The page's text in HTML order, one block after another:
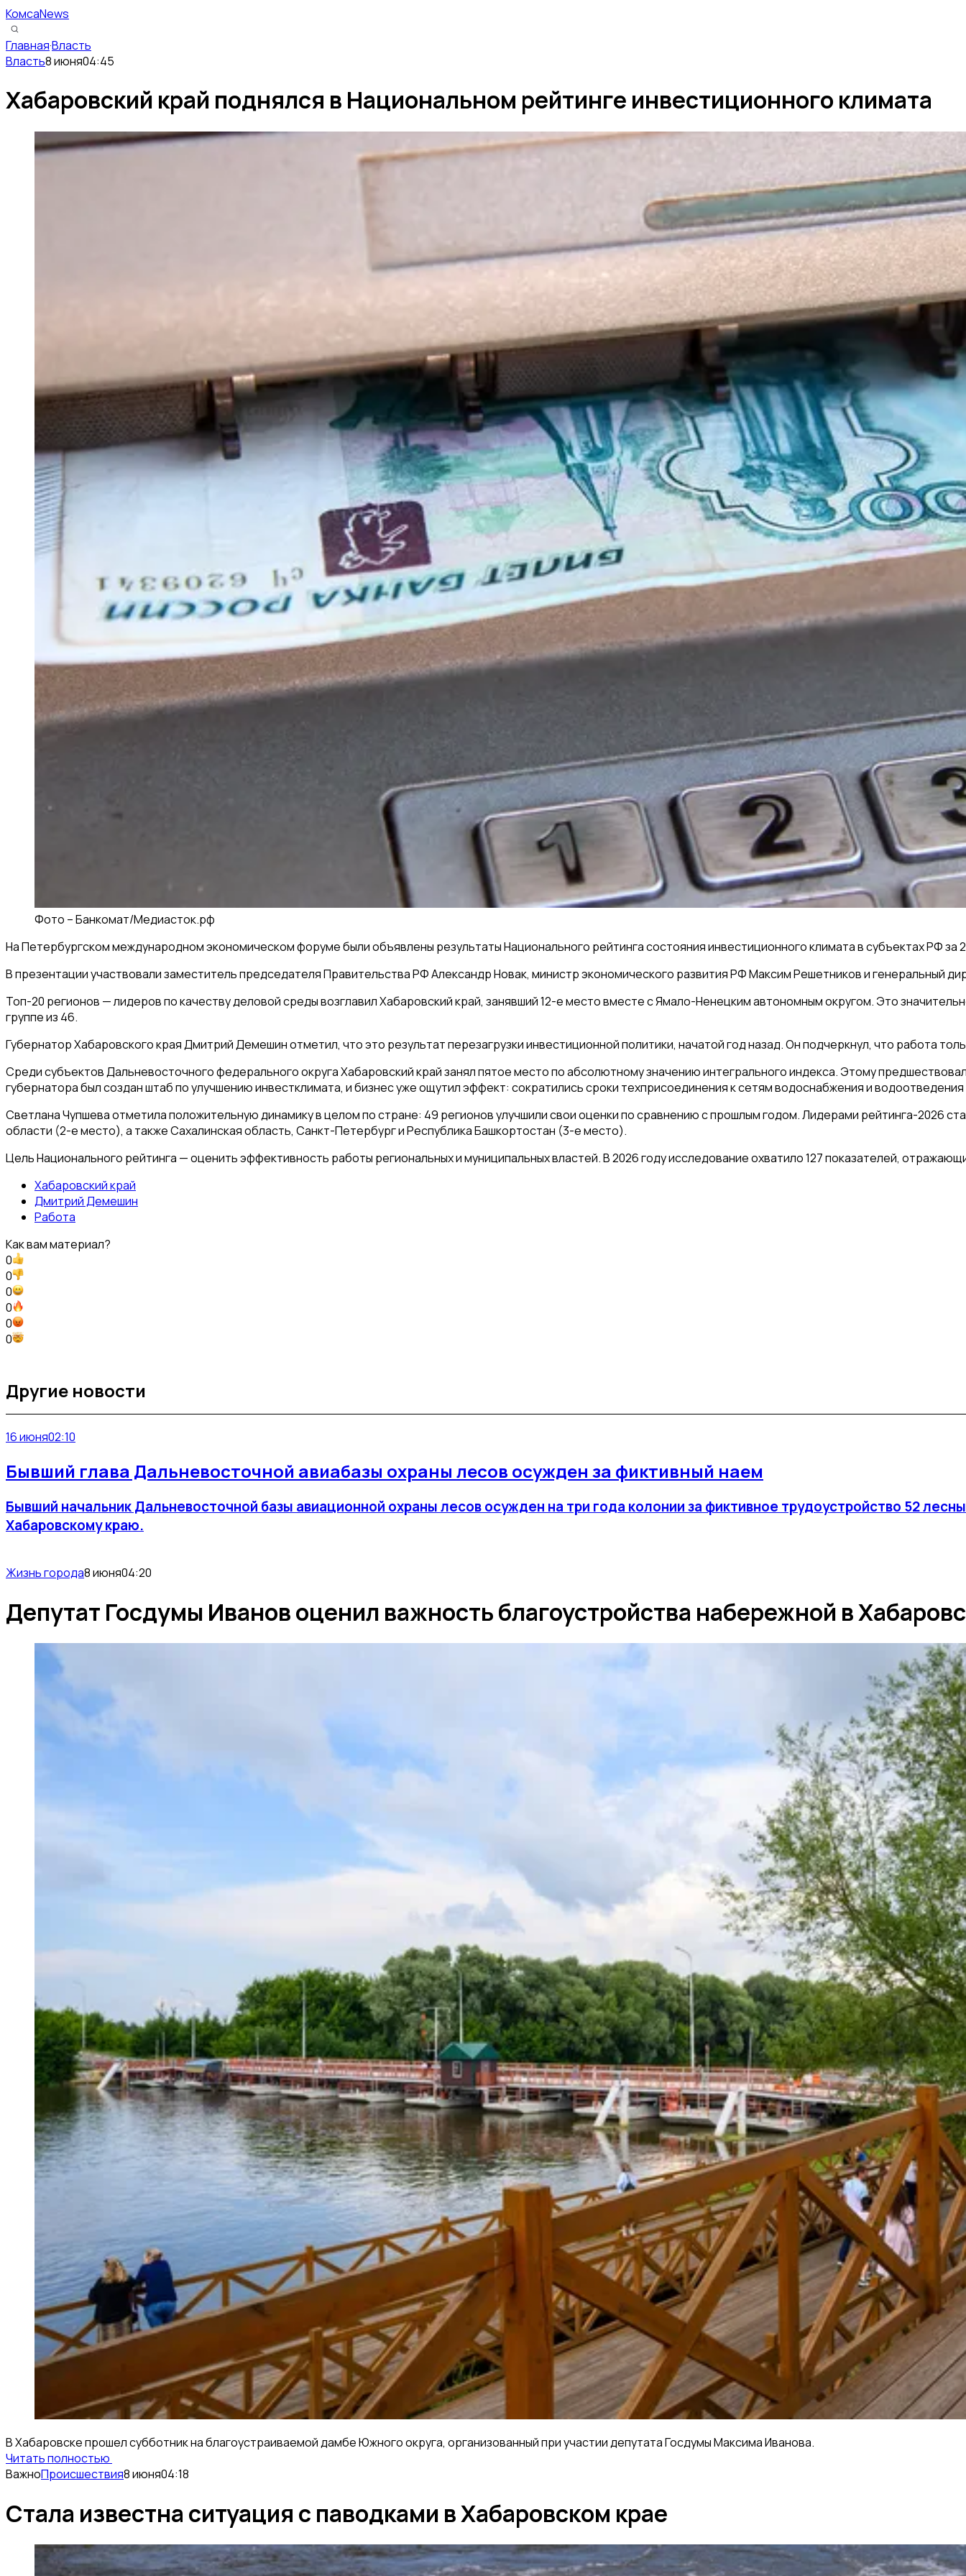
КомсаNews
Главная·Власть
Власть8 июня04:45
Хабаровский край поднялся в Национальном рейтинге инвестиционного климата
Фото –Банкомат/Медиасток.рф
На Петербургском международном экономическом форуме были объявлены результаты Национального рейтинга состояния инвестиционного климата в субъектах РФ за
В презентации участвовали заместитель председателя Правительства РФ Александр Новак, министр экономического развития РФ Максим Решетников и генеральный
Топ-20 регионов — лидеров по качеству деловой среды возглавил Хабаровский край, занявший 12-е место вместе с Ямало-Ненецким автономным округом. Это
группе из 46.
Губернатор Хабаровского края Дмитрий Демешин отметил, что это результат перезагрузки инвестиционной политики, начатой год назад. Он подчеркнул, что работа
Среди субъектов Дальневосточного федерального округа Хабаровский край занял пятое место по абсолютному значению интегрального индекса. Этому
губернатора был создан штаб по улучшению инвестклимата, и бизнес уже ощутил эффект: сократились сроки техприсоединения к сетям водоснабжения и
Светлана Чупшева отметила положительную динамику в целом по стране: 49 регионов улучшили свои оценки по сравнению с прошлым годом. Лидерами рейтинга-2026
области (2-е место), а также Сахалинская область, Санкт-Петербург и Республика Башкортостан (3-е место).
Цель Национального рейтинга — оценить эффективность работы региональных и муниципальных властей. В 2026 году исследование охватило 127 показателей,
Хабаровский край
Дмитрий Демешин
Работа
Как вам материал?
0
0
0
0
0
0
Другие новости
16 июня02:10
Бывший глава Дальневосточной авиабазы охраны лесов осужден за фиктивный наем
Бывший начальник Дальневосточной базы авиационной охраны лесов осужден на три года колонии за фиктивное трудоустройство 52
Хабаровскому краю.
Жизнь города8 июня04:20
Депутат Госдумы Иванов оценил важность благоустройства набережной в
В Хабаровске прошел субботник на благоустраиваемой дамбе Южного округа, организованный при участии депутата Госдумы Максима Иванова.
Читать полностью
ВажноПроисшествия8 июня04:18
Стала известна ситуация с паводками в Хабаровском крае